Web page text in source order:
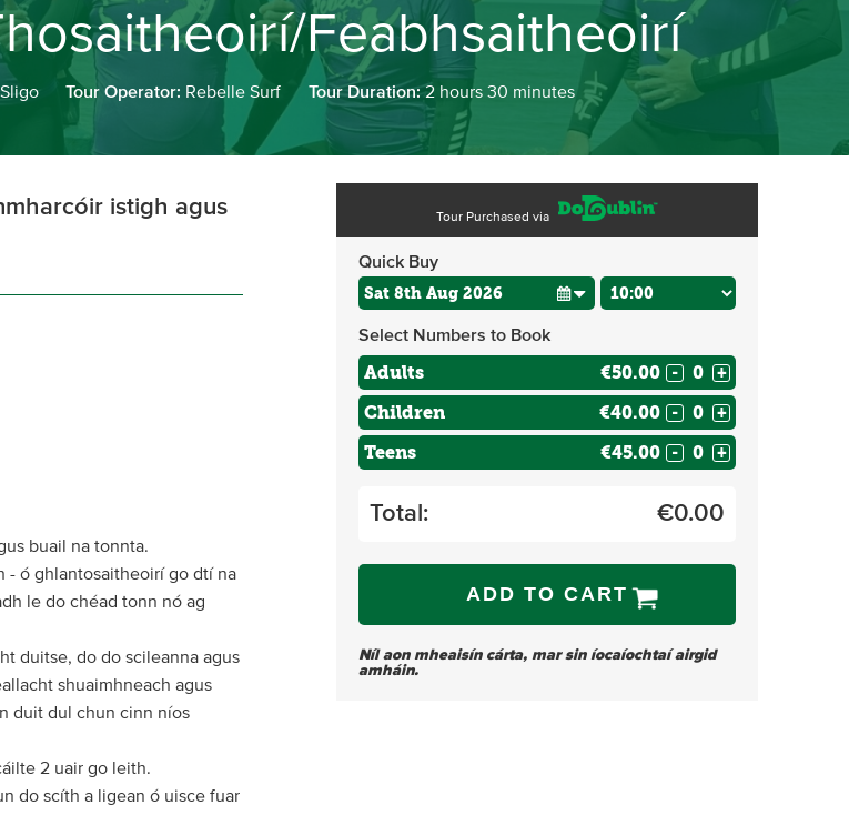
Feabhsaitheoirí
Sligo Tour Operator: Rebelle Surf Tour Duration:2 hours 30 minutes
istigh agus
buail na tonnta.
- ó ghlantosaitheoirí go dtí na
le do chéad tonn nó ag
duitse, do do scileanna agus
shuaimhneach agus
duit dul chun cinn níos
2 uair go leith.
do scíth a ligean ó uisce fuar
Tour Purchased via
Quick Buy
Select Numbers to Book
Adults €50.00 - +
Children €40.00 - +
Teens €45.00 - +
Total: €0.00
ADD TO CART
Níl aon mheaisín cárta, mar sin íocaíochtaí airgid
amháin.